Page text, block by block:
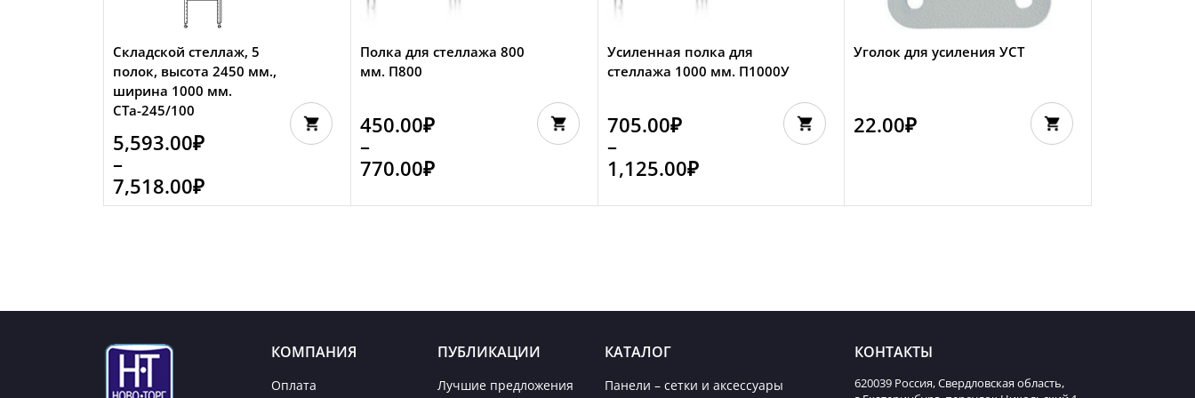
Складской стеллаж, 5
полок, высота 2450 мм.,
ширина 1000 мм.
СТа-245/100
5,593.00₽
–
7,518.00₽
Полка для стеллажа 800
мм. П800
450.00₽
–
770.00₽
Усиленная полка для
стеллажа 1000 мм. П1000У
705.00₽
–
1,125.00₽
Уголок для усиления УСТ
22.00₽
КОМПАНИЯ
Оплата
ПУБЛИКАЦИИ
Лучшие предложения
КАТАЛОГ
Панели – сетки и аксессуары
КОНТАКТЫ
620039 Россия, Свердловская область,